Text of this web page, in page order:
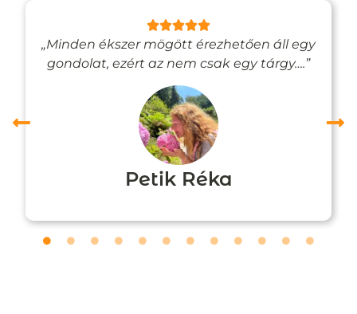
„Minden ékszer mögött érezhetően áll egy
gondolat, ezért az nem csak egy tárgy….”
Petik Réka